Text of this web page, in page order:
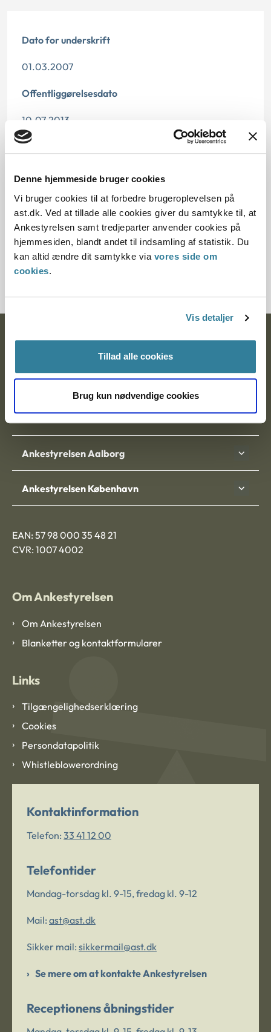
Denne hjemmeside bruger cookies
Vi bruger cookies til at forbedre brugeroplevelsen på
ast.dk. Ved at tillade alle cookies giver du samtykke til, at
Ankestyrelsen samt tredjeparter anvender cookies på
hjemmesiden, blandt andet til indsamling af statistik. Du
kan altid ændre dit samtykke via vores side om
cookies.
Vis detaljer
Tillad alle cookies
Brug kun nødvendige cookies
Dato for underskrift
01.03.2007
Offentliggørelsesdato
10.07.2013
Denne principafgørelse er kasseret den 19. februar
Paragraf
§ 2 § 5 § 7 § 4 § 1 § 8
Journalnummer
3700059-06
Ankestyrelsen
Nytorv 7, 2. sal
Ankestyrelsen Aalborg
Ankestyrelsen København
EAN: 57 98 000 35 48 21
CVR: 1007 4002
Om Ankestyrelsen
Om Ankestyrelsen
Blanketter og kontaktformularer
Links
Tilgængelighedserklæring
Cookies
Persondatapolitik
Whistleblowerordning
Kontaktinformation
Telefon: 33 41 12 00
Telefontider
Mandag-torsdag kl. 9-15, fredag kl. 9-12
Mail: ast@ast.dk
Sikker mail: sikkermail@ast.dk
Se mere om at kontakte Ankestyrelsen
Receptionens åbningstider